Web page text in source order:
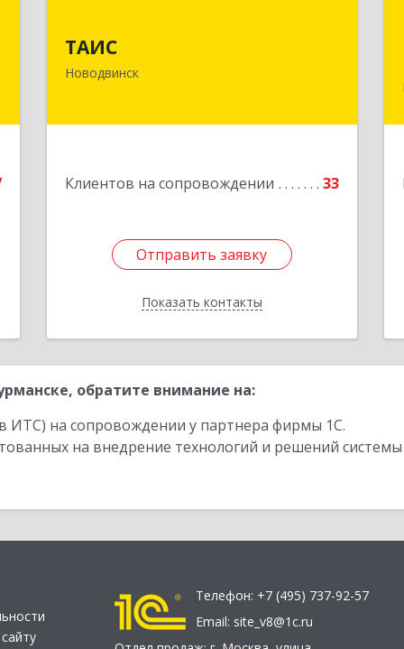
ТАИС
Новодвинск
Клиентов на сопровождении 33
Отправить заявку
Показать контакты
Новодвинск г, Димитрова ул, дом №
Отправить заявку
Назад
обратите внимание на:
ИТС) на сопровождении у партнера фирмы 1С.
на внедрение технологий и решений
Телефон: +7 (495) 737-92-57
Email: site_v8@1c.ru